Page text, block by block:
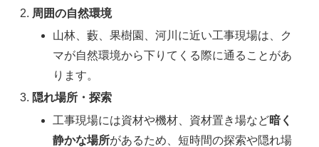
周囲の自然環境
山林、藪、果樹園、河川に近い工事現場は、ク
マが自然環境から下りてくる際に通ることがあ
ります。
隠れ場所・探索
工事現場には資材や機材、資材置き場など暗く
静かな場所があるため、短時間の探索や隠れ場